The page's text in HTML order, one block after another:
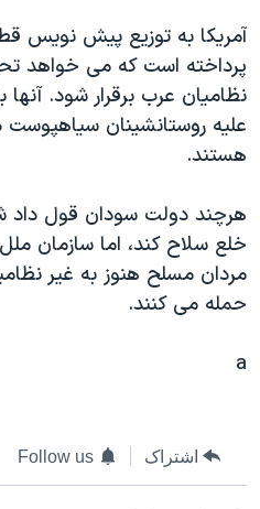
علم و فناوری
اسرائیل در جنگ
گالری عکس
آرشیو پخش زنده
رمز مهسا
ورزش زنان در ایران
اعتراضات زن، زندگی، آزادی
مجموعه مستندهای دادخواهی
دادگاه حمید نوری
چهل سال گروگان‌گیری
قانون شفافیت دارائی کادر رهبری
همایش محافظه‌کاران آمریکا
زبانهای مختلف
آمريکا به توزيع پيش نويس
پرداخته است که می خواهد
نظاميان عرب برقرار شود.
عليه روستانشينان سياهپوست
هستند.
هرچند دولت سودان قول داد
خلع سلاح کند، اما سازمان
مردان مسلح هنوز به غير
حمله می کنند.
a
اشتراک Follow us